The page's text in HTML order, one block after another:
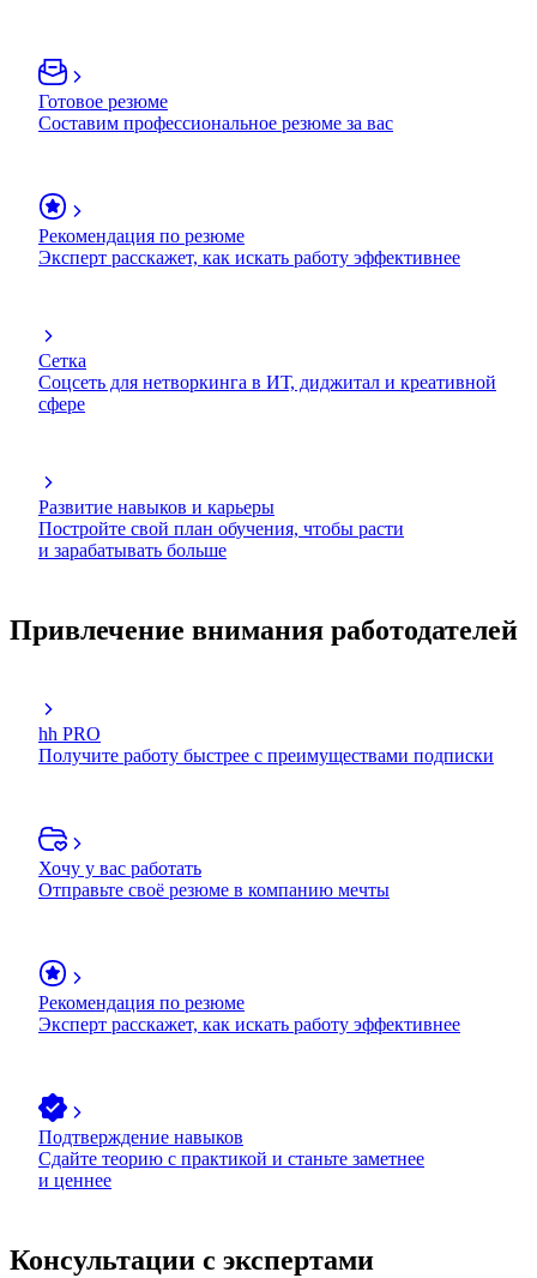
Готовое резюме
Составим профессиональное резюме за вас
Рекомендация по резюме
Эксперт расскажет, как искать работу эффективнее
Сетка
Соцсеть для нетворкинга в ИТ, диджитал и креативной
сфере
Развитие навыков и карьеры
Постройте свой план обучения, чтобы расти
и зарабатывать больше
Привлечение внимания работодателей
hh PRO
Получите работу быстрее с преимуществами подписки
Хочу у вас работать
Отправьте своё резюме в компанию мечты
Рекомендация по резюме
Эксперт расскажет, как искать работу эффективнее
Подтверждение навыков
Сдайте теорию с практикой и станьте заметнее
и ценнее
Консультации с экспертами